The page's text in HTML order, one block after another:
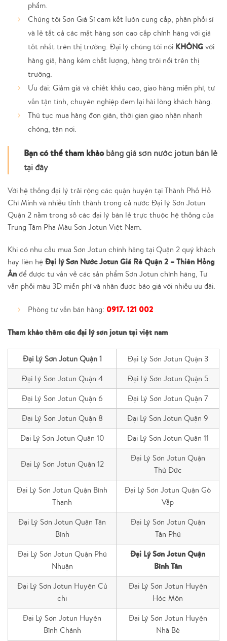
phẩm.
Chúng tôi Sơn Giá Sỉ cam kết luôn cung cấp, phân phối sỉ
và lẻ tất cả các mặt hàng sơn cao cấp chính hãng với giá
tốt nhất trên thị trường. Đại lý chúng tôi nói KHÔNG với
hàng giả, hàng kém chất lượng, hàng trôi nổi trên thị
trường.
Ưu đãi: Giảm giá và chiết khấu cao, giao hàng miễn phí, tư
vấn tận tình, chuyên nghiệp đem lại hài lòng khách hàng.
Thủ tục mua hàng đơn giản, thời gian giao nhận nhanh
chóng, tận nơi.
Bạn có thể tham khảobảng giá sơn nước jotun bán lẻ
tại đây
Với hệ thống đại lý trải rộng các quận huyện tại Thành Phố Hồ
Chí Minh và nhiều tỉnh thành trong cả nước Đại lý Sơn Jotun
Quận 2 nằm trong số các đại lý bán lẻ trực thuộc hệ thống của
Trung Tâm Pha Màu Sơn Jotun Việt Nam.
Khi có nhu cầu mua Sơn Jotun chính hãng tại Quận 2 quý khách
hãy liên hệ Đại lý Sơn Nước Jotun Giá Rẻ Quận 2 – Thiên Hồng
Ân để được tư vấn về các sản phẩm Sơn Jotun chính hãng, Tư
vấn phối màu 3D miễn phí và nhận được báo giá với nhiều ưu đãi.
Phòng tư vấn bán hàng: 0917. 121 002
Tham khảo thêm các đại lý sơn jotun tại việt nam
Đại Lý Sơn Jotun Quận 1 Đại Lý Sơn Jotun Quận 3
Đại Lý Sơn Jotun Quận 4 Đại Lý Sơn Jotun Quận 5
Đại Lý Sơn Jotun Quận 6 Đại Lý Sơn Jotun Quận 7
Đại Lý Sơn Jotun Quận 8 Đại Lý Sơn Jotun Quận 9
Đại Lý Sơn Jotun Quận 10 Đại Lý Sơn Jotun Quận 11
Đại Lý Sơn Jotun Quận 12
Đại Lý Sơn Jotun Quận
Thủ Đức
Đại Lý Sơn Jotun Quận Bình
Thạnh
Đại Lý Sơn Jotun Quận Gò
Vấp
Đại Lý Sơn Jotun Quận Tân
Bình
Đại Lý Sơn Jotun Quận
Tân Phú
Đại Lý Sơn Jotun Quận Phú
Nhuận
Đại Lý Sơn Jotun Quận
Bình Tân
Đại Lý Sơn Jotun Huyện Củ
chi
Đại Lý Sơn Jotun Huyện
Hóc Môn
Đại Lý Sơn Jotun Huyện
Bình Chánh
Đại Lý Sơn Jotun Huyện
Nhà Bè